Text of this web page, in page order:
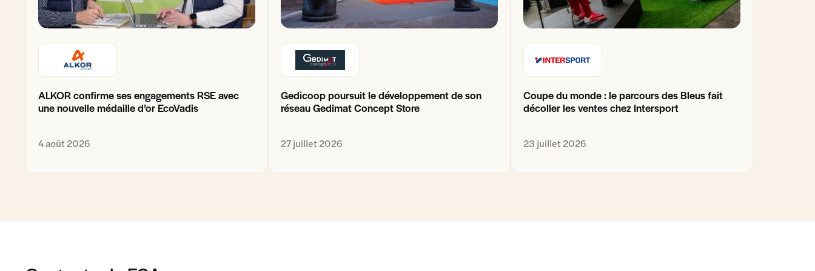
ALKOR confirme ses engagements RSE avec
une nouvelle médaille d’or EcoVadis
4 août 2026
Gedicoop poursuit le développement de son
réseau Gedimat Concept Store
27 juillet 2026
Coupe du monde : le parcours des Bleus fait
décoller les ventes chez Intersport
23 juillet 2026